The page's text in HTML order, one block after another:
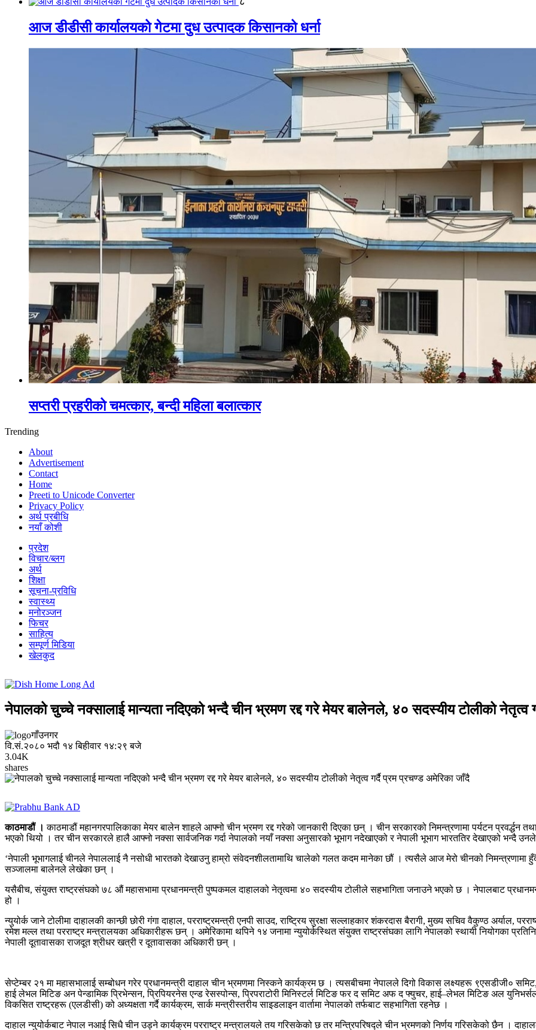
आज डीडीसी कार्यालयको गेटमा दुध उत्पादक किसानको धर्ना
सप्तरी प्रहरीको चमत्कार, बन्दी महिला बलात्कार
Trending
About
Advertisement
Contact
Home
Preeti to Unicode Converter
Privacy Policy
अर्थ प्रबीधि
नयाँ कोशी
प्रदेश
विचार/ब्लग
अर्थ
शिक्षा
सूचना-प्रविधि
स्वास्थ्य
मनोरञ्जन
फिचर
साहित्य
सम्पूर्ण मिडिया
खेलकुद
नेपालको चुच्चे नक्सालाई मान्यता नदिएको भन्दै चीन भ्रमण रद्द गरे मेयर बालेनले, ४० सदस्यीय टोलीको नेतृत्व
गाँउनगर
वि.सं.२०८० भदौ १४ बिहीवार १४:२९ बजे
3.04K
shares
काठमाडौं । काठमाडौं महानगरपालिकाका मेयर बालेन शाहले आफ्नो चीन भ्रमण रद्द गरेको जानकारी दिएका छन् । चीन सरकारको निमन्त्रणामा पर्यटन प्रवर्द्धन
भएको थियो । तर चीन सरकारले हालै आफ्नो नक्सा सार्वजनिक गर्दा नेपालको नयाँ नक्सा अनुसारको भूभाग नदेखाएको र नेपाली भूभाग भारततिर देखाएको भन्दै
‘नेपाली भूभागलाई चीनले नेपाललाई नै नसोधी भारतको देखाउनु हाम्रो संवेदनशीलतामाथि चालेको गलत कदम मानेका छौं । त्यसैले आज मेरो चीनको निमन्त्रणामा
सञ्जालमा बालेनले लेखेका छन् ।
यसैबीच, संयुक्त राष्ट्रसंघको ७८ औं महासभामा प्रधानमन्त्री पुष्पकमल दाहालको नेतृत्वमा ४० सदस्यीय टोलीले सहभागिता जनाउने भएको छ । नेपालबाट
हो ।
न्युयोर्क जाने टोलीमा दाहालकी कान्छी छोरी गंगा दाहाल, परराष्ट्रमन्त्री एनपी साउद, राष्ट्रिय सुरक्षा सल्लाहकार शंकरदास बैरागी, मुख्य सचिव वैकुण्ठ अर्याल,
रमेश मल्ल तथा परराष्ट्र मन्त्रालयका अधिकारीहरू छन् । अमेरिकामा थपिने १४ जनामा न्युयोर्कस्थित संयुक्त राष्ट्रसंघका लागि नेपालको स्थायी नियोगका
नेपाली दूतावासका राजदूत श्रीधर खत्री र दूतावासका अधिकारी छन् ।
सेप्टेम्बर २१ मा महासभालाई सम्बोधन गरेर प्रधानमन्त्री दाहाल चीन भ्रमणमा निस्कने कार्यक्रम छ । त्यसबीचमा नेपालले दिगो विकास लक्ष्यहरू ९एसडीजी०
हाई लेभल मिटिङ अन पेन्डामिक प्रिभेन्सन, प्रिपियरनेस एन्ड रेसस्पोन्स, प्रिपराटोरी मिनिस्टर्ल मिटिङ फर द समिट अफ द फ्युचर, हाई–लेभल मिटिङ अल
विकसित राष्ट्रहरू (एलडीसी) को अध्यक्षता गर्दै कार्यक्रम, सार्क मन्त्रीस्तरीय साइडलाइन वार्तामा नेपालको तर्फबाट सहभागिता रहनेछ ।
दाहाल न्युयोर्कबाट नेपाल नआई सिधै चीन उड्ने कार्यक्रम परराष्ट्र मन्त्रालयले तय गरिसकेको छ तर मन्त्रिपरिषद्ले चीन भ्रमणको निर्णय गरिसकेको छैन ।